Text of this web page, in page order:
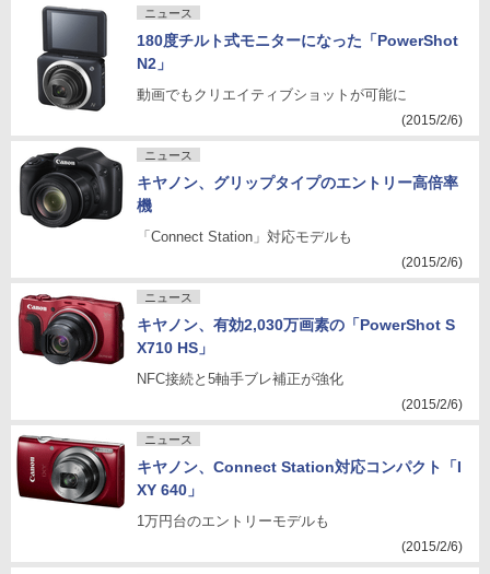
ニュース
180度チルト式モニターになった「PowerShot
N2」
動画でもクリエイティブショットが可能に
(2015/2/6)
ニュース
キヤノン、グリップタイプのエントリー高倍率
機
「Connect Station」対応モデルも
(2015/2/6)
ニュース
キヤノン、有効2,030万画素の「PowerShot S
X710 HS」
NFC接続と5軸手ブレ補正が強化
(2015/2/6)
ニュース
キヤノン、Connect Station対応コンパクト「I
XY 640」
1万円台のエントリーモデルも
(2015/2/6)